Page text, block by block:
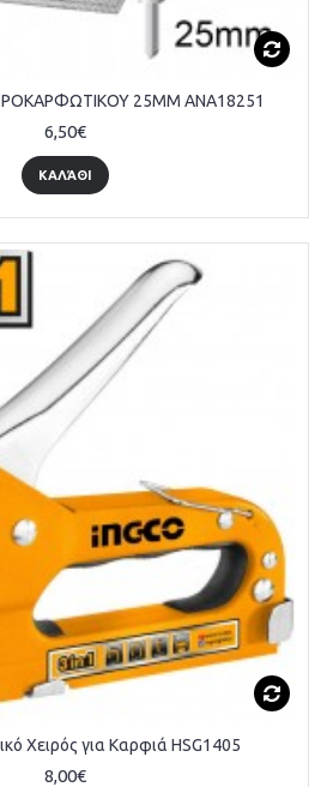
25MM ANA18251
6,50€
ΚΑΛΆΘΙ
Χειρός για Καρφιά HSG1405
8,00€